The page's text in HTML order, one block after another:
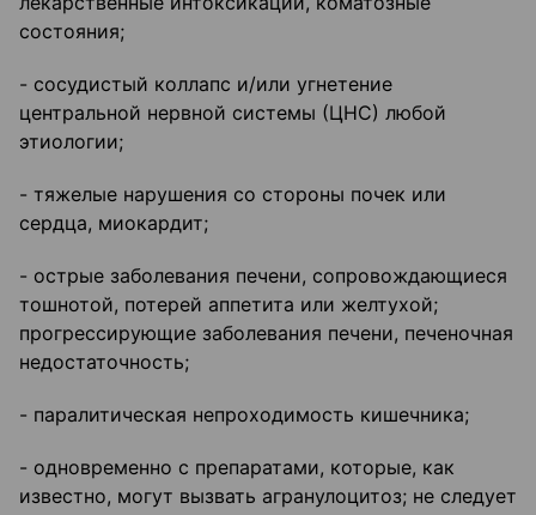
состояния;
- сосудистый коллапс и/или угнетение
центральной нервной системы (ЦНС) любой
этиологии;
- тяжелые нарушения со стороны почек или
сердца, миокардит;
- острые заболевания печени, сопровождающиеся
тошнотой, потерей аппетита или желтухой;
прогрессирующие заболевания печени, печеночная
недостаточность;
- паралитическая непроходимость кишечника;
- одновременно с препаратами, которые, как
известно, могут вызвать агранулоцитоз; не следует